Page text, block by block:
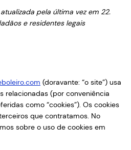
pela última vez em 22.
e residentes legais
(doravante: “o site”) usa
relacionadas (por conveniência
como “cookies”). Os cookies
que contratamos. No
sobre o uso de cookies em